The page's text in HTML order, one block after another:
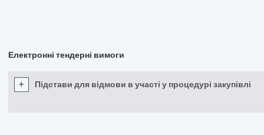
Електронні тендерні вимоги
+ Підстави для відмови в участі у процедурі закупівлі